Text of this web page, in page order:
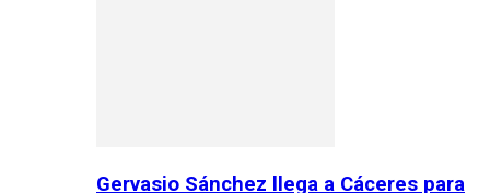
Gervasio Sánchez llega a Cáceres para